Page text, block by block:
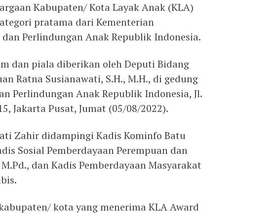
Kabupaten/ Kota Layak Anak (KLA)
pratama dari Kementerian
Perlindungan Anak Republik Indonesia.
dan piala diberikan oleh Deputi Bidang
Ratna Susianawati, S.H., M.H., di gedung
Perlindungan Anak Republik Indonesia, Jl.
Jakarta Pusat, Jumat (05/08/2022).
Zahir didampingi Kadis Kominfo Batu
Sosial Pemberdayaan Perempuan dan
dan Kadis Pemberdayaan Masyarakat
kota yang menerima KLA Award